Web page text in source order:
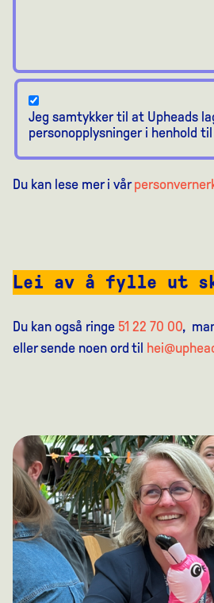
Jeg samtykker til at Upheads
personopplysninger i henhold
Du kan lese mer i vår
Lei av å fylle ut
Du kan også ringe 51 22 70 00,
eller sende noen ord til